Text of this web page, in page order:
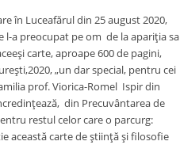
în Luceafărul din 25august 2020,
l-a preocupat pe om de la apariția sa
carte, aproape 600 de pagini,
„un dar special, pentru cei
prof. Viorica-Romel Ispir din
din Precuvântarea de
restul celor care o parcurg:
această carte de știință și filosofie